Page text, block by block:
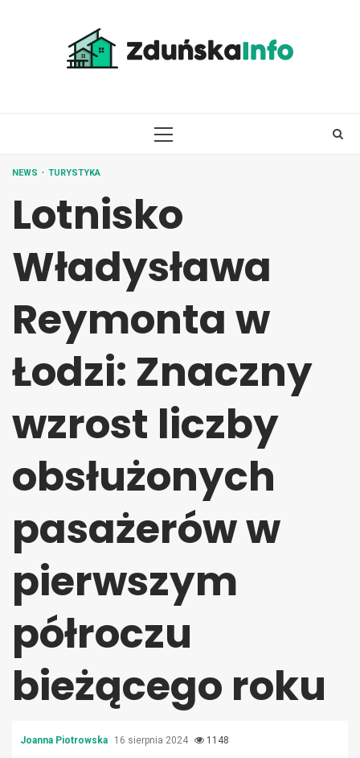
PRIMARY
NEWS TURYSTYKA
Lotnisko
Władysława
Reymonta w
Łodzi: Znaczny
wzrost liczby
obsłużonych
pasażerów w
pierwszym
półroczu
bieżącego roku
Joanna Piotrowska 16 sierpnia 2024 1148